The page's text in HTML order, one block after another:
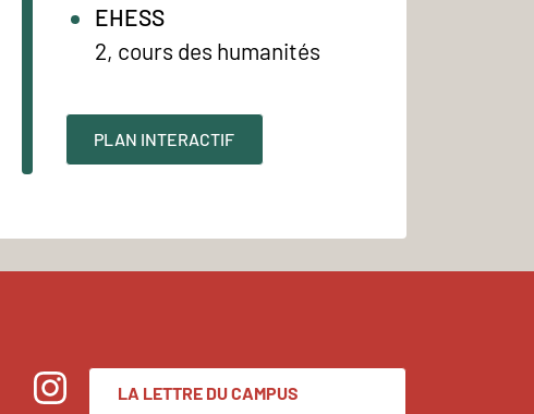
EHESS
2, cours des humanités
PLAN INTERACTIF
InstagramLA LETTRE DU CAMPUS